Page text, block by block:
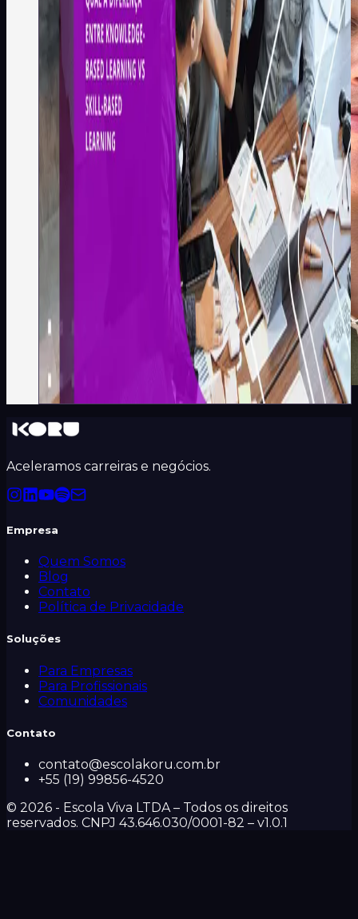
Emily Gomes
Aceleramos carreiras e negócios.
Empresa
Quem Somos
Blog
Contato
Política de Privacidade
Soluções
Para Empresas
Para Profissionais
Comunidades
Contato
contato@escolakoru.com.br
+55 (19) 99856-4520
© 2026 - Escola Viva LTDA – Todos os direitos
reservados. CNPJ 43.646.030/0001-82 – v1.0.1